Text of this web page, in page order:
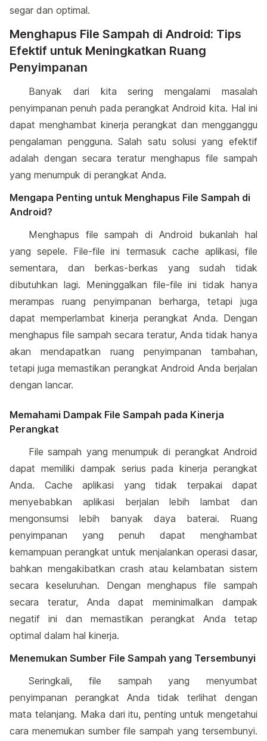
segar dan optimal.
Menghapus File Sampah di Android: Tips
Efektif untuk Meningkatkan Ruang
Penyimpanan
Banyak dari kita sering mengalami masalah
penyimpanan penuh pada perangkat Android kita. Hal ini
dapat menghambat kinerja perangkat dan mengganggu
pengalaman pengguna. Salah satu solusi yang efektif
adalah dengan secara teratur menghapus file sampah
yang menumpuk di perangkat Anda.
Mengapa Penting untuk Menghapus File Sampah di
Android?
Menghapus file sampah di Android bukanlah hal
yang sepele. File-file ini termasuk cache aplikasi, file
sementara, dan berkas-berkas yang sudah tidak
dibutuhkan lagi. Meninggalkan file-file ini tidak hanya
merampas ruang penyimpanan berharga, tetapi juga
dapat memperlambat kinerja perangkat Anda. Dengan
menghapus file sampah secara teratur, Anda tidak hanya
akan mendapatkan ruang penyimpanan tambahan,
tetapi juga memastikan perangkat Android Anda berjalan
dengan lancar.
Memahami Dampak File Sampah pada Kinerja
Perangkat
File sampah yang menumpuk di perangkat Android
dapat memiliki dampak serius pada kinerja perangkat
Anda. Cache aplikasi yang tidak terpakai dapat
menyebabkan aplikasi berjalan lebih lambat dan
mengonsumsi lebih banyak daya baterai. Ruang
penyimpanan yang penuh dapat menghambat
kemampuan perangkat untuk menjalankan operasi dasar,
bahkan mengakibatkan crash atau kelambatan sistem
secara keseluruhan. Dengan menghapus file sampah
secara teratur, Anda dapat meminimalkan dampak
negatif ini dan memastikan perangkat Anda tetap
optimal dalam hal kinerja.
Menemukan Sumber File Sampah yang Tersembunyi
Seringkali, file sampah yang menyumbat
penyimpanan perangkat Anda tidak terlihat dengan
mata telanjang. Maka dari itu, penting untuk mengetahui
cara menemukan sumber file sampah yang tersembunyi.